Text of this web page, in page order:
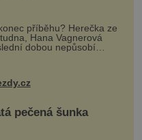
příběhu? Herečka ze
Hana Vagnerová
dobou nepůsobí
pečená šunka